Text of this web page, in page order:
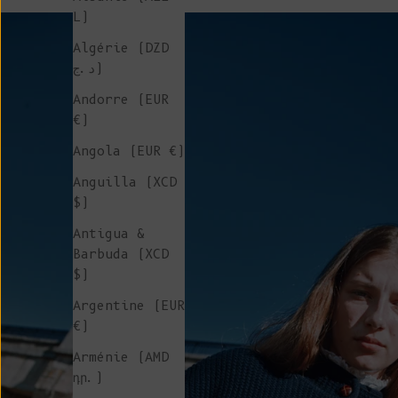
L)
Algérie (DZD
د.ج)
Andorre (EUR
€)
Angola (EUR €)
Anguilla (XCD
$)
Antigua &
Barbuda (XCD
$)
Argentine (EUR
€)
Arménie (AMD
դր.)